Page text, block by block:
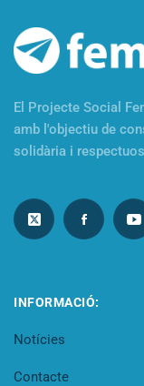
El Projecte Social
amb l'objectiu de
solidària i
INFORMACIÓ:
Notícies
Contacte